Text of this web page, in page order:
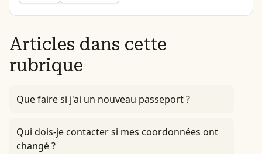
Articles dans cette
rubrique
Que faire si j'ai un nouveau passeport ?
Qui dois-je contacter si mes coordonnées ont
changé ?